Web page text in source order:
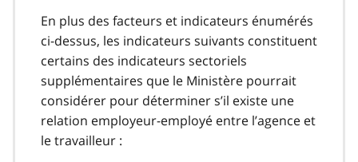
En plus des facteurs et indicateurs énumérés
ci-dessus, les indicateurs suivants constituent
certains des indicateurs sectoriels
supplémentaires que le Ministère pourrait
considérer pour déterminer s’il existe une
relation employeur-employé entre l’agence et
le travailleur :